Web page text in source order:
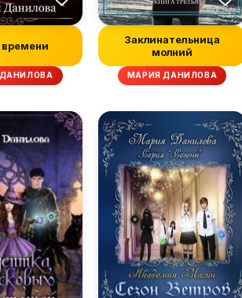
времени
Заклинательница
молний
МАРИЯ ДАНИЛОВА